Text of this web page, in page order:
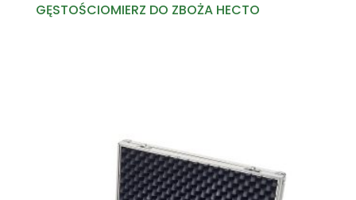
GĘSTOŚCIOMIERZ DO ZBOŻA HECTO